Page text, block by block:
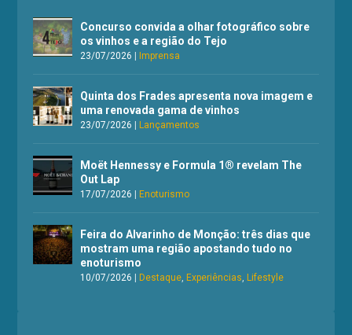
Concurso convida a olhar fotográfico sobre
os vinhos e a região do Tejo
23/07/2026 |Imprensa
Quinta dos Frades apresenta nova imagem e
uma renovada gama de vinhos
23/07/2026 |Lançamentos
Moët Hennessy e Formula 1® revelam The
Out Lap
17/07/2026 |Enoturismo
Feira do Alvarinho de Monção: três dias que
mostram uma região apostando tudo no
enoturismo
10/07/2026 |Destaque ,Experiências ,Lifestyle